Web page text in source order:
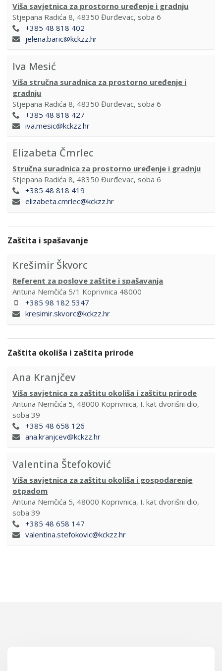
Viša savjetnica za prostorno uređenje i gradnju
Stjepana Radića 8, 48350 Đurđevac, soba 6
+385 48 818 402
jelena.baric@kckzz.hr
Iva Mesić
Viša stručna suradnica za prostorno uređenje i
gradnju
Stjepana Radića 8, 48350 Đurđevac, soba 6
+385 48 818 427
iva.mesic@kckzz.hr
Elizabeta Čmrlec
Stručna suradnica za prostorno uređenje i gradnju
Stjepana Radića 8, 48350 Đurđevac, soba 6
+385 48 818 419
elizabeta.cmrlec@kckzz.hr
Zaštita i spašavanje
Krešimir Škvorc
Referent za poslove zaštite i spašavanja
Antuna Nemčića 5/1 Koprivnica 48000
+385 98 182 5347
kresimir.skvorc@kckzz.hr
Zaštita okoliša i zaštita prirode
Ana Kranjčev
Viša savjetnica za zaštitu okoliša i zaštitu prirode
Antuna Nemčića 5, 48000 Koprivnica, I. kat dvorišni dio,
soba 39
+385 48 658 126
ana.kranjcev@kckzz.hr
Valentina Štefoković
Viša savjetnica za zaštitu okoliša i gospodarenje
otpadom
Antuna Nemčića 5, 48000 Koprivnica, I. kat dvorišni dio,
soba 39
+385 48 658 147
valentina.stefokovic@kckzz.hr